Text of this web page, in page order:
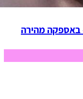
באספקה מהירה